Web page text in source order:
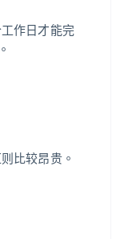
作日才能完
比较昂贵。